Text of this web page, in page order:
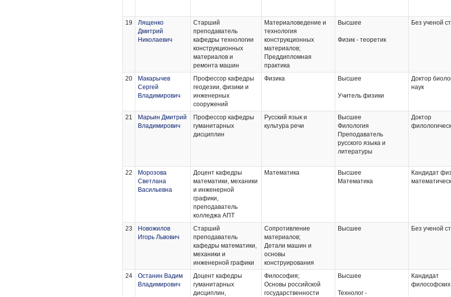
19
Лященко
Дмитрий
Николаевич
Старший
преподаватель
кафедры технологии
конструкционных
материалов и
ремонта машин
Материаловедение и
технология
конструкционных
материалов;
Преддипломная
практика
Высшее
Физик - теоретик
Без ученой
20
Макарычев
Сергей
Владимирович
Профессор кафедры
геодезии, физики и
инженерных
сооружений
Физика Высшее
Учитель физики
Доктор
наук
21
Марьин Дмитрий
Владимирович
Профессор кафедры
гуманитарных
дисциплин
Русский язык и
культура речи
Высшее
Филология
Преподаватель
русского языка и
литературы
Доктор
22
Морозова
Светлана
Васильевна
Доцент кафедры
математики, механики
и инженерной
графики,
преподаватель
колледжа АПТ
Математика
Высшее
Математика
Кандидат
23
Новожилов
Игорь Львович
Старший
преподаватель
кафедры математики,
механики и
инженерной графики
Сопротивление
материалов;
Детали машин и
основы
конструирования
Высшее Без ученой
24
Останин Вадим
Владимирович
Доцент кафедры
гуманитарных
дисциплин,
Философия;
Основы российской
государственности
Высшее
Технолог -
Кандидат
философских